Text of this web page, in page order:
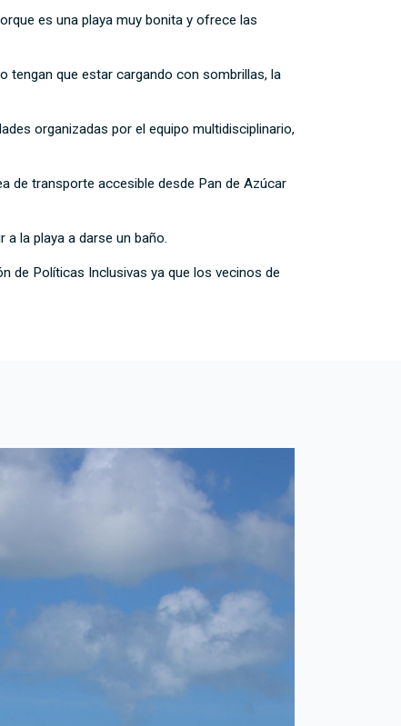
es una playa muy bonita y ofrece las
tengan que estar cargando con sombrillas, la
organizadas por el equipo multidisciplinario,
de transporte accesible desde Pan de Azúcar
a la playa a darse un baño.
de Políticas Inclusivas ya que los vecinos de